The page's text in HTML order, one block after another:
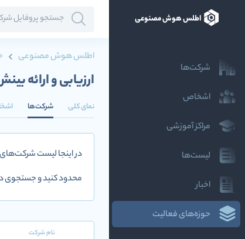
اطلس هوش مصنوعی
شرکت‌ها
اشخاص
مراکز آموزشی
لیست‌ها
اخبار
حوزه‌های فعالیت
اطلس هوش مصنوعی
ارزیابی و ارائه
نمای کلی شرکت‌ها
در اینجا لیست
محدود کنید و جستجوی
نام شرکت